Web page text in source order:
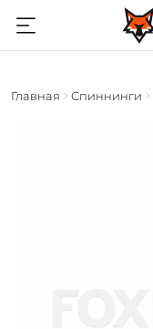
Главная Спиннинги